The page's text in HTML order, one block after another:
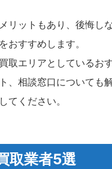
リットもあり、後悔し
おすすめします。
取エリアとしているお
、相談窓口についても
てください。
取業者5選